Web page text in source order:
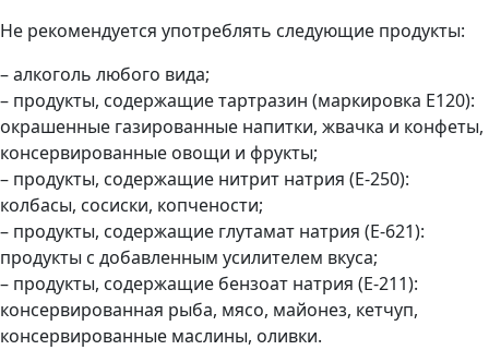
Не рекомендуется употреблять следующие продукты:
– алкоголь любого вида;
– продукты, содержащие тартразин (маркировка Е120):
окрашенные газированные напитки, жвачка и конфеты,
консервированные овощи и фрукты;
– продукты, содержащие нитрит натрия (Е-250):
колбасы, сосиски, копчености;
– продукты, содержащие глутамат натрия (Е-621):
продукты с добавленным усилителем вкуса;
– продукты, содержащие бензоат натрия (Е-211):
консервированная рыба, мясо, майонез, кетчуп,
консервированные маслины, оливки.